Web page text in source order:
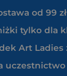
od 99
tylko dla
Art Ladies
uczestnictwo